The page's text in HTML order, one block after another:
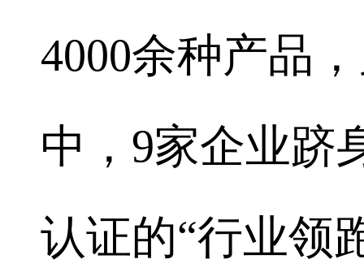
4000余种产品
中，9家企业跻
认证的“行业领